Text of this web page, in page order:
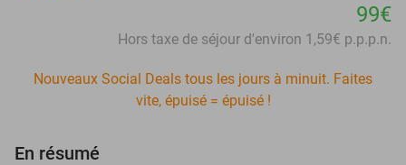
99€
Hors taxe de séjour d'environ 1,59€ p.p.p.n.
Nouveaux Social Deals tous les jours à minuit. Faites
vite, épuisé = épuisé !
En résumé